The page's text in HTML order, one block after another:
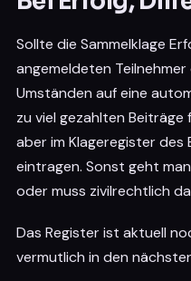
Sollte die Sammelklage
angemeldeten
Umständen auf eine
zu viel gezahlten Beiträge
aber im Klageregister des
eintragen. Sonst geht
oder muss zivilrechtlich
Das Register ist aktuell
vermutlich in den